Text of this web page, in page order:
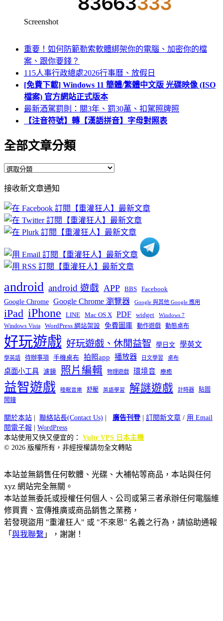
Screenshot
重要！如何防範勒索軟體綁架你的電腦、加密你的檔
案、跟你要錢？
115人事行政總處2026行事曆、放假日
[免費下載] Windows 11 簡體/繁體中文版 光碟映像 (ISO
檔案) 官方網站正式版本
最新酒駕罰則：關3年、罰30萬、扣駕照牌照
【注音符號】轉【漢語拼音】字母對照表
全部文章分類
全
文
章
分
類
接收新文章通知
android android 遊戲 APP BBS Facebook
Google Chrome Google Chrome 瀏覽器 Google 與其他 Google 應用
iPad iPhone LINE Mac OS X PDF widget Windows 7
Windows Vista WordPress 網站架設 免費圖庫 動作遊戲 動態桌布
好玩遊戲 好玩遊戲、休閒益智 學日文 學英文
學英語 待辦事項 手機桌布 拍照app 播放器 日文學習 桌布
桌面小工具 濾鏡 照片編輯 物理遊戲 環境音 療癒
益智遊戲 睡眠音樂 舒壓 英語學習 解謎遊戲 計時器
貼圖
鬧鐘
關於本站 | 聯絡站長(Contact Us) | 廣告刊登| 訂閱新文章 / 用 Email
閱電子報 | WordPress
本站使用又快又便宜的： Vultr VPS 日本主機
© 2026 版權所有，非經授權請勿全文轉貼
本站並無銷售任何軟體、光碟、大補帖等商品，本站與任何
xyz 網站完全無關。
本站並無委託或授權任何個人、公司或第三者承辦任何電腦維
修買賣、宣傳推廣或商品銷售之業務，
若發現盜用 "重灌狂人" 或 "不來恩" 名義之行為，請協助通報
「 與我聯繫 」，謝謝！